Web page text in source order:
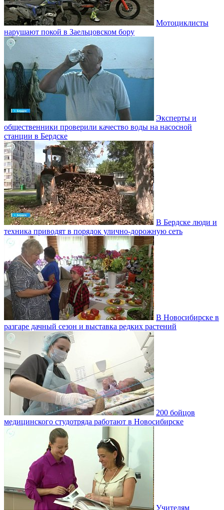
Мотоциклисты
нарушают покой в Заельцовском бору
Эксперты и
общественники проверили качество воды на насосной
станции в Бердске
В Бердске люди и
техника приводят в порядок улично‑дорожную сеть
В Новосибирске в
разгаре дачный сезон и выставка редких растений
200 бойцов
медицинского студотряда работают в Новосибирске
Учителям